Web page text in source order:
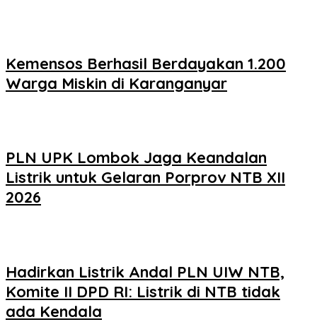
Kemensos Berhasil Berdayakan 1.200
Warga Miskin di Karanganyar
PLN UPK Lombok Jaga Keandalan
Listrik untuk Gelaran Porprov NTB XII
2026
Hadirkan Listrik Andal PLN UIW NTB,
Komite II DPD RI: Listrik di NTB tidak
ada Kendala